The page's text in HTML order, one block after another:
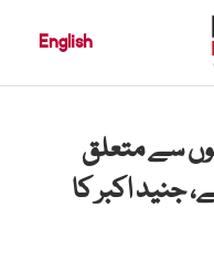
English
سے متعلق
جنید اکبر کا